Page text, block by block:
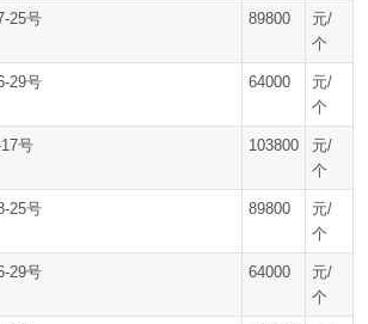
25号 89800
元/
个
29号 64000
元/
个
号 103800
元/
个
25号 89800
元/
个
29号 64000
元/
个